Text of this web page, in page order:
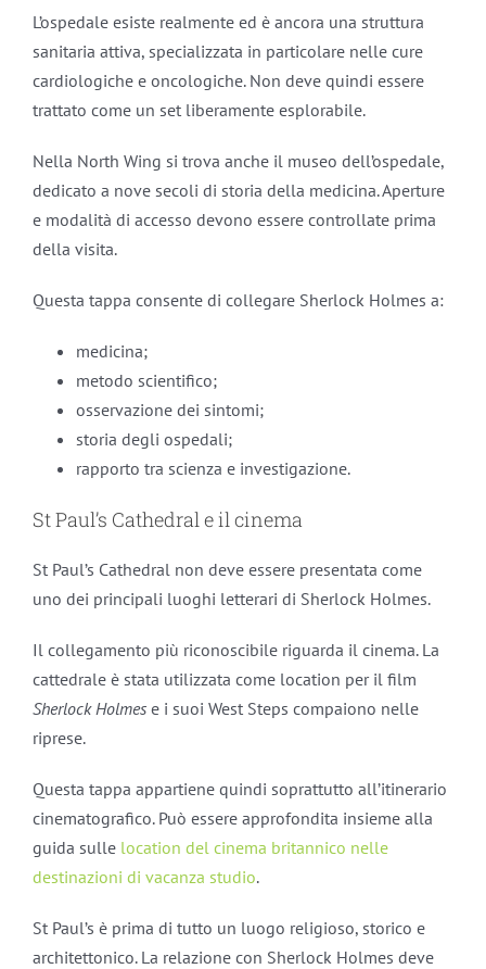
L’ospedale esiste realmente ed è ancora una struttura
sanitaria attiva, specializzata in particolare nelle cure
cardiologiche e oncologiche. Non deve quindi essere
trattato come un set liberamente esplorabile.
Nella North Wing si trova anche il museo dell’ospedale,
dedicato a nove secoli di storia della medicina. Aperture
e modalità di accesso devono essere controllate prima
della visita.
Questa tappa consente di collegare Sherlock Holmes a:
medicina;
metodo scientifico;
osservazione dei sintomi;
storia degli ospedali;
rapporto tra scienza e investigazione.
St Paul’s Cathedral e il cinema
St Paul’s Cathedral non deve essere presentata come
uno dei principali luoghi letterari di Sherlock Holmes.
Il collegamento più riconoscibile riguarda il cinema. La
cattedrale è stata utilizzata come location per il film
Sherlock Holmese i suoi West Steps compaiono nelle
riprese.
Questa tappa appartiene quindi soprattutto all’itinerario
cinematografico. Può essere approfondita insieme alla
guida sulle location del cinema britannico nelle
destinazioni di vacanza studio.
St Paul’s è prima di tutto un luogo religioso, storico e
architettonico. La relazione con Sherlock Holmes deve